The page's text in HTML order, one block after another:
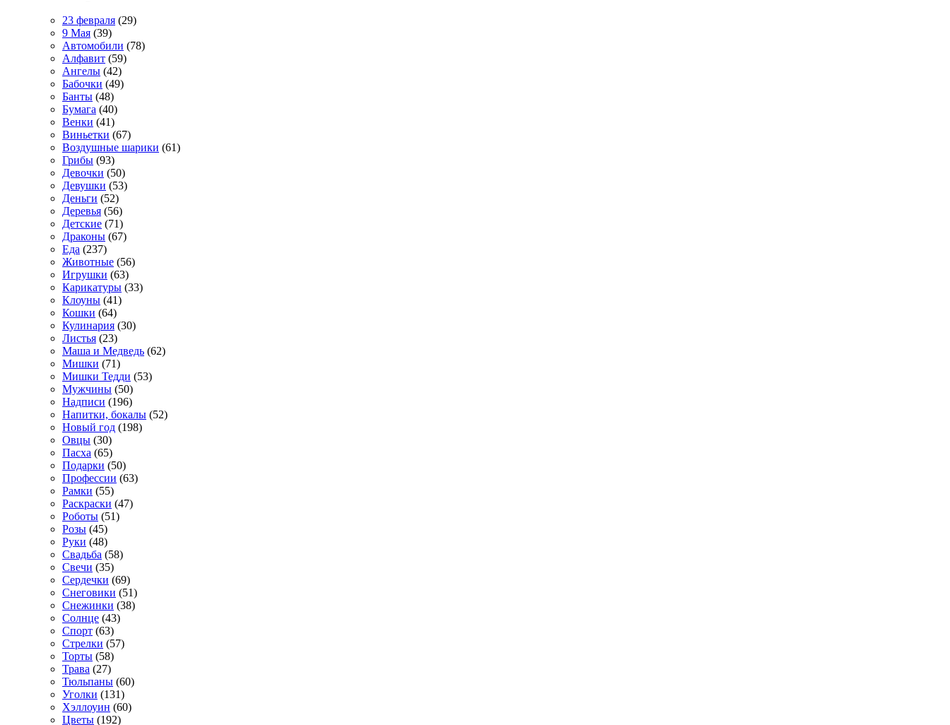
23 февраля (29)
9 Мая (39)
Автомобили (78)
Алфавит (59)
Ангелы (42)
Бабочки (49)
Банты (48)
Бумага (40)
Венки (41)
Виньетки (67)
Воздушные шарики (61)
Грибы (93)
Девочки (50)
Девушки (53)
Деньги (52)
Деревья (56)
Детские (71)
Драконы (67)
Еда (237)
Животные (56)
Игрушки (63)
Карикатуры (33)
Клоуны (41)
Кошки (64)
Кулинария (30)
Листья (23)
Маша и Медведь (62)
Мишки (71)
Мишки Тедди (53)
Мужчины (50)
Надписи (196)
Напитки, бокалы (52)
Новый год (198)
Овцы (30)
Пасха (65)
Подарки (50)
Профессии (63)
Рамки (55)
Раскраски (47)
Роботы (51)
Розы (45)
Руки (48)
Свадьба (58)
Свечи (35)
Сердечки (69)
Снеговики (51)
Снежинки (38)
Солнце (43)
Спорт (63)
Стрелки (57)
Торты (58)
Трава (27)
Тюльпаны (60)
Уголки (131)
Хэллоуин (60)
Цветы (192)